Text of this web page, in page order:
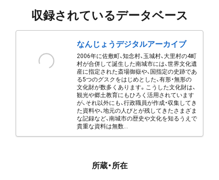
収録されているデータベース
なんじょうデジタルアーカイブ
2006年に佐敷町、知念村、玉城村、大里村の4町
村が合併して誕生した南城市には、世界文化遺
産に指定された斎場御嶽や、国指定の史跡であ
る5つのグスクをはじめとした、有形・無形の
文化財が数多くあります。こうした文化財は、
観光や郷土教育にもひろく活用されています
が、それ以外にも、行政職員が作成・収集してき
た資料や、地元の人びとが残してきたさまざま
な記録など、南城市の歴史や文化を知るうえで
貴重な資料は無数...
所蔵・所在